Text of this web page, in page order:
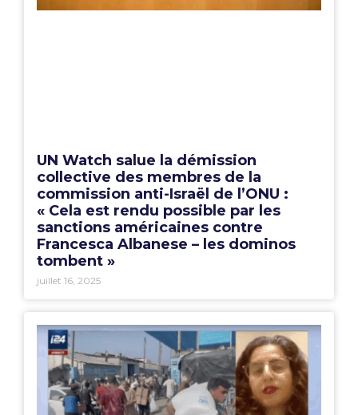
UN Watch salue la démission
collective des membres de la
commission anti-Israël de l’ONU :
« Cela est rendu possible par les
sanctions américaines contre
Francesca Albanese – les dominos
tombent »
juillet 16, 2025